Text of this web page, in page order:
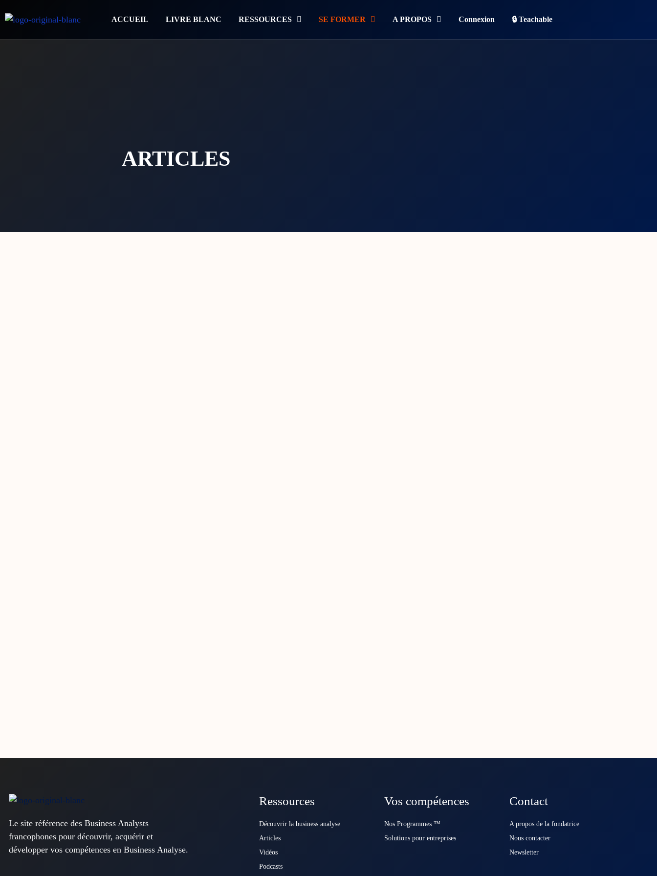
ACCUEIL LIVRE BLANC RESSOURCES SE FORMER A PROPOS Connexion 🔒 Teachable
ARTICLES
Le site référence des Business Analysts
francophones pour découvrir, acquérir et
développer vos compétences en Business Analyse.
Ressources
Découvrir la business analyse
Articles
Vidéos
Podcasts
Vos compétences
Nos Programmes ™️
Solutions pour entreprises
Contact
A propos de la fondatrice
Nous contacter
Newsletter